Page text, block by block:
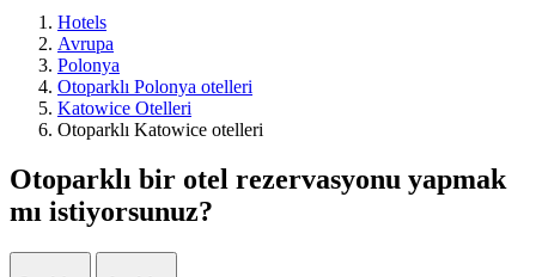
Hotels
Avrupa
Polonya
Otoparklı Polonya otelleri
Katowice Otelleri
Otoparklı Katowice otelleri
Otoparklı bir otel rezervasyonu yapmak
mı istiyorsunuz?